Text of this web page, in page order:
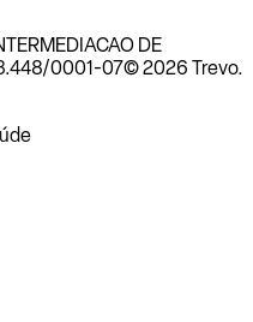
DE
0001-07© 2026 Trevo.